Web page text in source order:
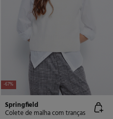
-67%
Springfield
Colete de malha com tranças